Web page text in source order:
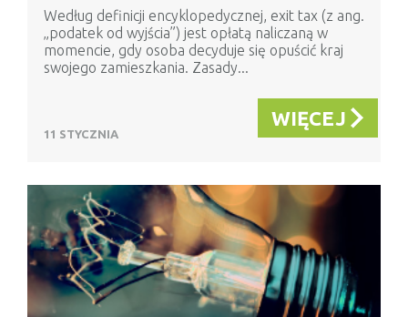
Według definicji encyklopedycznej, exit tax (z ang.
„podatek od wyjścia”) jest opłatą naliczaną w
momencie, gdy osoba decyduje się opuścić kraj
swojego zamieszkania. Zasady...
11 STYCZNIA
WIĘCEJ